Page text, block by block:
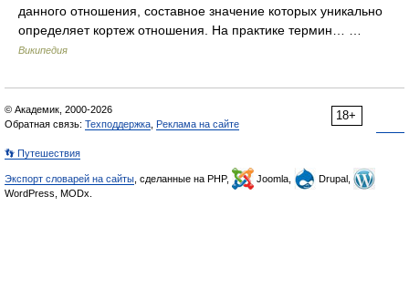
данного отношения, составное значение которых уникально
определяет кортеж отношения. На практике термин… …
Википедия
18+
© Академик, 2000-2026
Обратная связь: Техподдержка Реклама на сайте
👣 Путешествия
Экспорт словарей на сайты , сделанные на PHP, Joomla,
Drupal,
WordPress, MODx.